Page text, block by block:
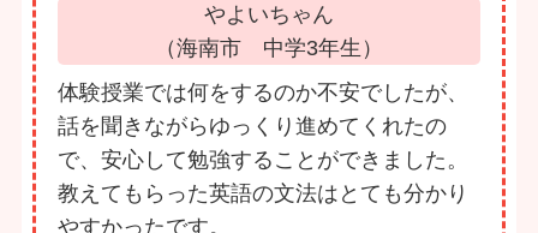
やよいちゃん
（海南市 中学3年生）
体験授業では何をするのか不安でしたが、
話を聞きながらゆっくり進めてくれたの
で、安心して勉強することができました。
教えてもらった英語の文法はとても分かり
やすかったです。